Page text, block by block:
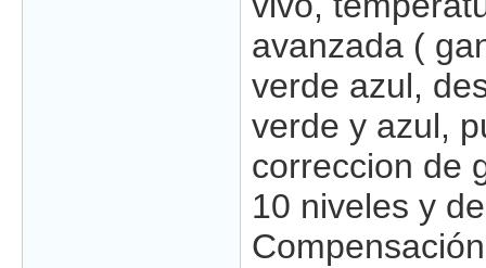
avanzada (
verde azul,
verde y azul,
correccion de
10 niveles y